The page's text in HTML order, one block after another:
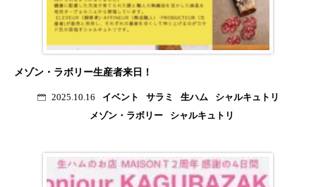
メゾン・ラボリー生産者来日！
2025.10.16 イベント サラミ 生ハム
シャルキュトリ
メゾン・ラボリー
シャルキュトリ